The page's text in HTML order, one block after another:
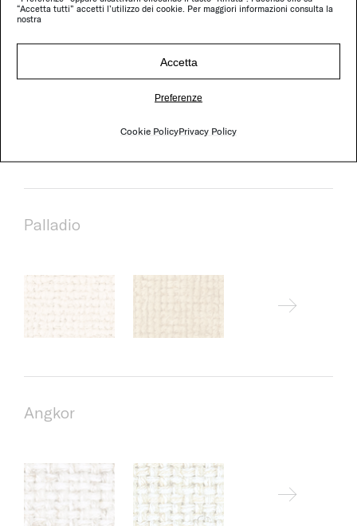
“Accetta tutti” accetti l’utilizzo dei cookie. Per maggiori informazioni consulta la
nostra
Accetta
Preferenze
Cookie PolicyPrivacy Policy
Palladio
Angkor